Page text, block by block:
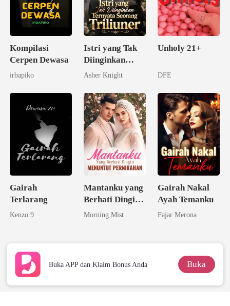
Kompilasi
Cerpen Dewasa
irbapiko
Istri yang Tak
Diinginkan
Ternyata
Triliuner
Asher Knight
Unholy 21+
DFE
Gairah
Terlarang
Kenzo 9
Mantanku yang
Berhati Dingin
Menuntut
Morning Mist
Gairah Nakal
Ayah Temanku
Fajar Merona
Buka APP dan Klaim Bonus Anda Buka